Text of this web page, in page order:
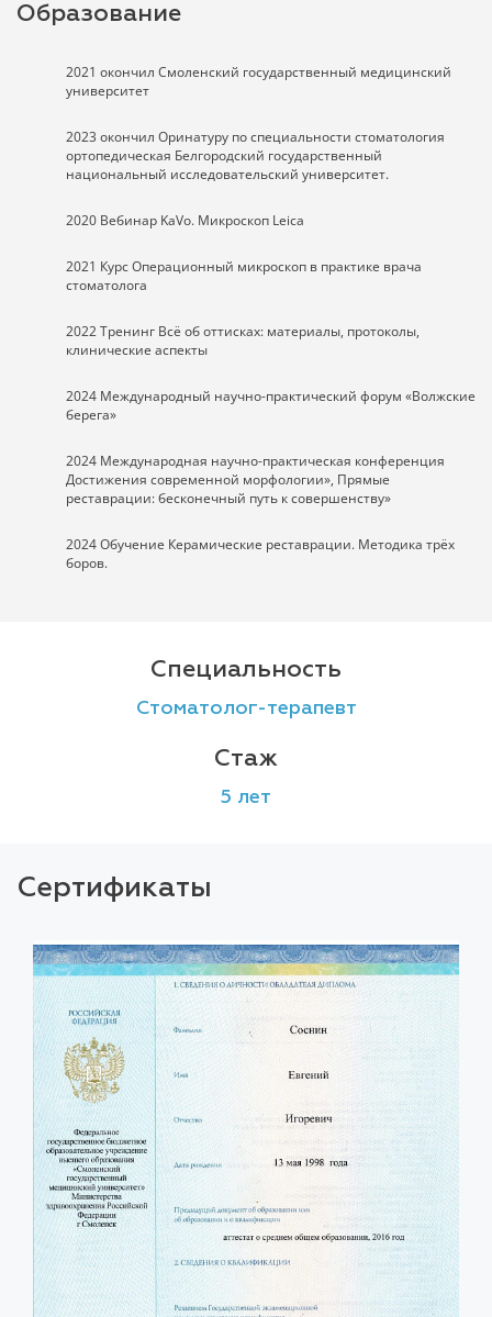
Образование
2021 окончил Смоленский государственный медицинский
университет
2023 окончил Оринатуру по специальности стоматология
ортопедическая Белгородский государственный
национальный исследовательский университет.
2020 Вебинар KaVo. Микроскоп Leica
2021 Курс Операционный микроскоп в практике врача
стоматолога
2022 Тренинг Всё об оттисках: материалы, протоколы,
клинические аспекты
2024 Международный научно-практический форум «Волжские
берега»
2024 Международная научно-практическая конференция
Достижения современной морфологии», Прямые
реставрации: бесконечный путь к совершенству»
2024 Обучение Керамические реставрации. Методика трёх
боров.
Специальность
Стоматолог-терапевт
Стаж
5 лет
Сертификаты